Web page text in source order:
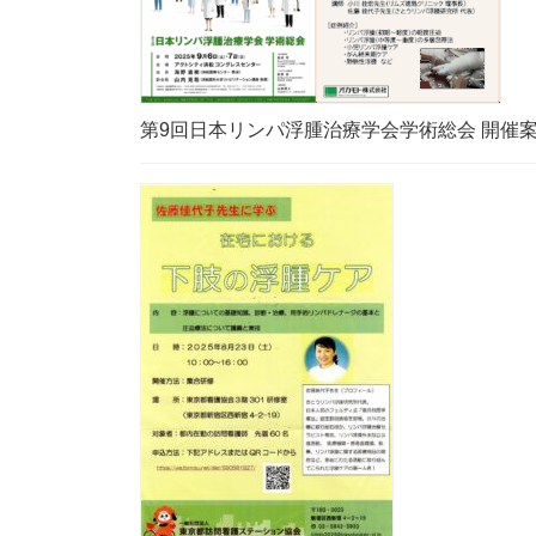
第9回日本リンパ浮腫治療学会学術総会 開催